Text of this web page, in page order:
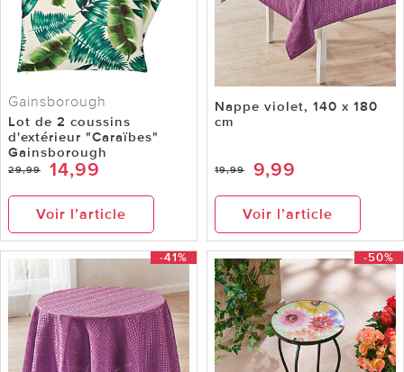
Gainsborough
Lot de 2 coussins
d'extérieur "Caraïbes"
Gainsborough
29,99 14,99
Voir l’article
Nappe violet, 140 x 180
cm
19,99 9,99
Voir l’article
-41% -50%